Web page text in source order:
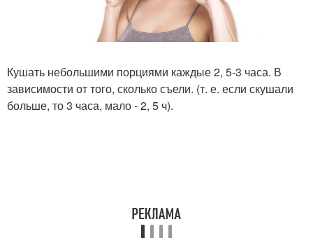
Кушать небольшими порциями каждые 2, 5-3 часа. В
зависимости от того, сколько съели. (т. е. если скушали
больше, то 3 часа, мало - 2, 5 ч).